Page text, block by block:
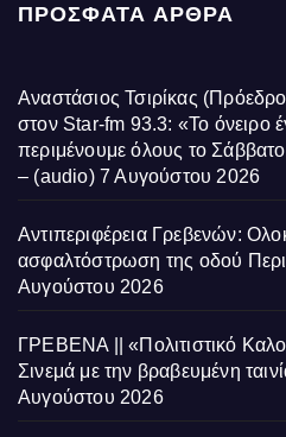
ΠΡΌΣΦΑΤΑ ΆΡΘΡΑ
Αναστάσιος Τσιρίκας
στον Star-fm 93.3: «Το όνειρο
περιμένουμε όλους το
– (audio) 7 Αυγούστου 2026
Αντιπεριφέρεια Γρεβενών:
ασφαλτόστρωση της οδού
Αυγούστου 2026
ΓΡΕΒΕΝΑ || «Πολιτιστικό
Σινεμά με την βραβευμένη
Αυγούστου 2026